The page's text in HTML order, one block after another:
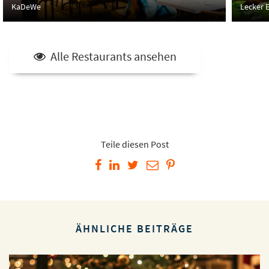
KaDeWe
Lecker
Alle Restaurants ansehen
Teile diesen Post
ÄHNLICHE BEITRÄGE